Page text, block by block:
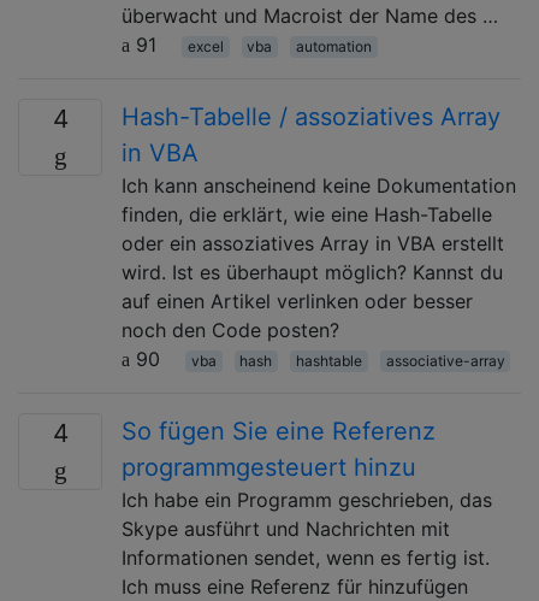
überwacht und Macroist der Name des …
91
excel vba automation
4
Hash-Tabelle / assoziatives Array
in VBA
Ich kann anscheinend keine Dokumentation
finden, die erklärt, wie eine Hash-Tabelle
oder ein assoziatives Array in VBA erstellt
wird. Ist es überhaupt möglich? Kannst du
auf einen Artikel verlinken oder besser
noch den Code posten?
90
vba hash hashtable associative-array
4
So fügen Sie eine Referenz
programmgesteuert hinzu
Ich habe ein Programm geschrieben, das
Skype ausführt und Nachrichten mit
Informationen sendet, wenn es fertig ist.
Ich muss eine Referenz für hinzufügen